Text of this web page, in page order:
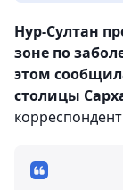
Нур-Султан
зоне по
этом
столицы
корреспондент